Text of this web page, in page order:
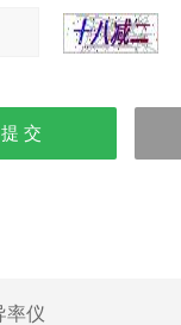
率仪